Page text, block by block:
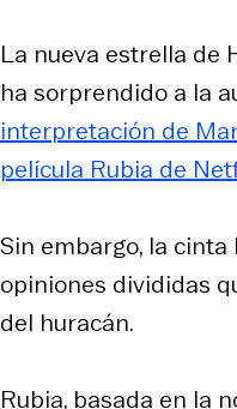
La nueva estrella de
ha sorprendido a la
interpretación de
película Rubia de
Sin embargo, la
opiniones divididas
del huracán.
Rubia, basada en la